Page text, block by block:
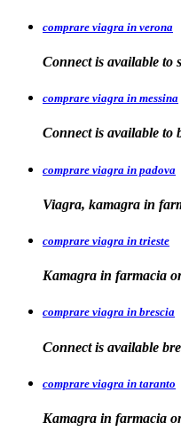
comprare viagra in verona
Connect is available to
comprare viagra in messina
Connect is available to
comprare viagra in padova
Viagra, kamagra in
comprare viagra in trieste
Kamagra in farmacia
comprare viagra in brescia
Connect is available
comprare viagra in taranto
Kamagra in farmacia